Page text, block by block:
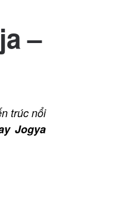
–
trúc nổi
Jogya